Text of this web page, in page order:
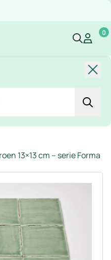
MijnMijn
0
13×13 cm – serie Forma